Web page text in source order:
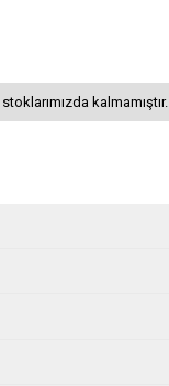
kalmamıştır.